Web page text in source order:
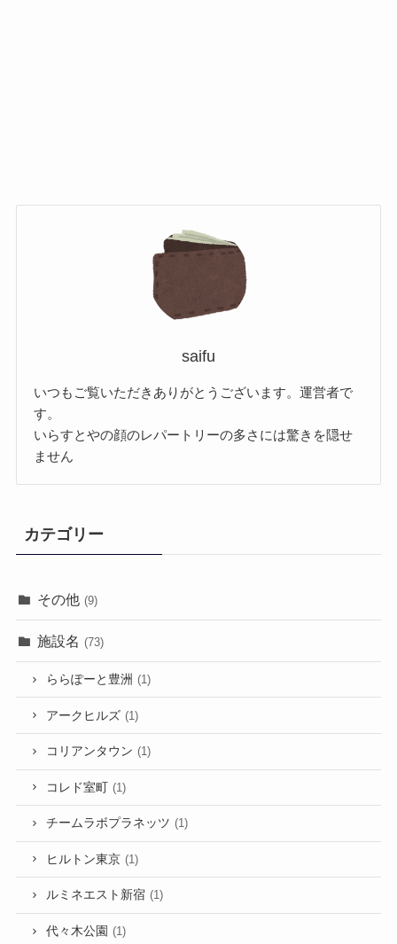
saifu
いつもご覧いただきありがとうございます。運営者で
す。
いらすとやの顔のレパートリーの多さには驚きを隠せ
ません
カテゴリー
その他 (9)
施設名 (73)
ららぽーと豊洲 (1)
アークヒルズ (1)
コリアンタウン (1)
コレド室町 (1)
チームラボプラネッツ (1)
ヒルトン東京 (1)
ルミネエスト新宿 (1)
代々木公園 (1)